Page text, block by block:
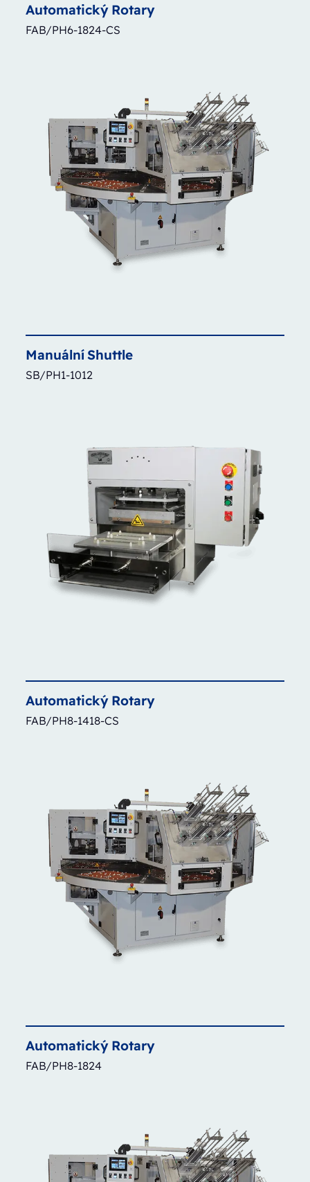
Automatický Rotary
FAB/PH6-1824-CS
ManuálníShuttle
SB/PH1-1012
Automatický Rotary
FAB/PH8-1418-CS
Automatický Rotary
FAB/PH8-1824